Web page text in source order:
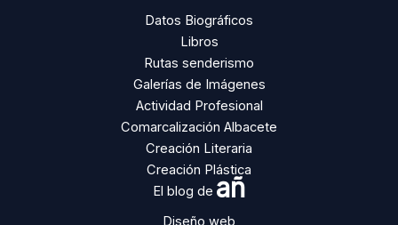
Datos Biográficos
Libros
Rutas senderismo
Galerías de Imágenes
Actividad Profesional
Comarcalización Albacete
Creación Literaria
Creación Plástica
El blog de añ
Diseño web